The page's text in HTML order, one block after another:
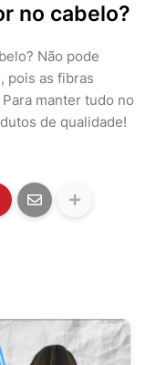
no cabelo?
Não pode
pois as fibras
manter tudo no
de qualidade!